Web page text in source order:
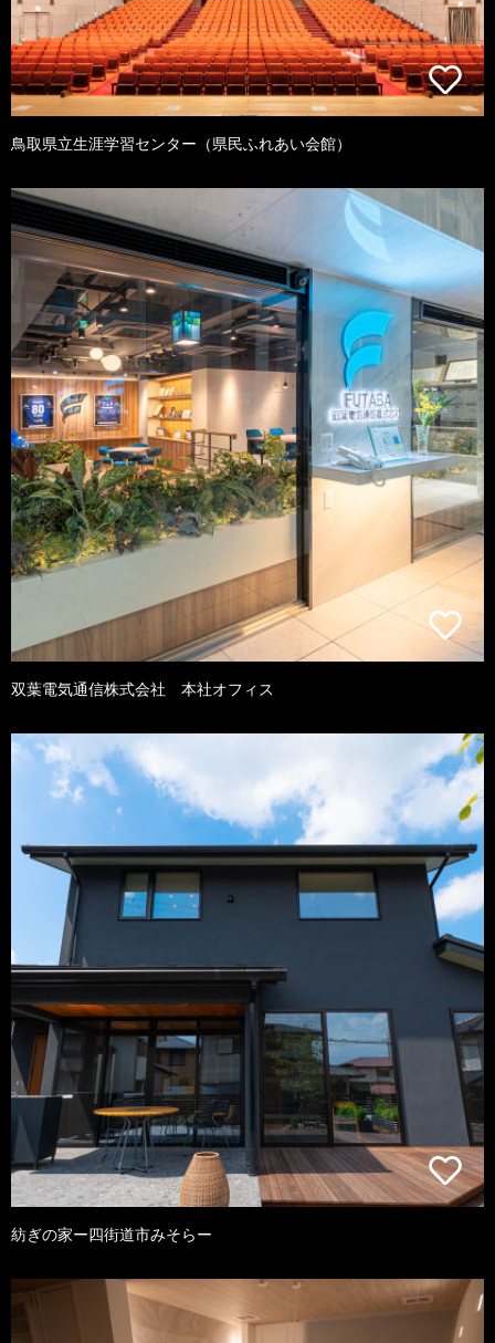
鳥取県立生涯学習センター（県民ふれあい会館）
双葉電気通信株式会社 本社オフィス
紡ぎの家ー四街道市みそらー